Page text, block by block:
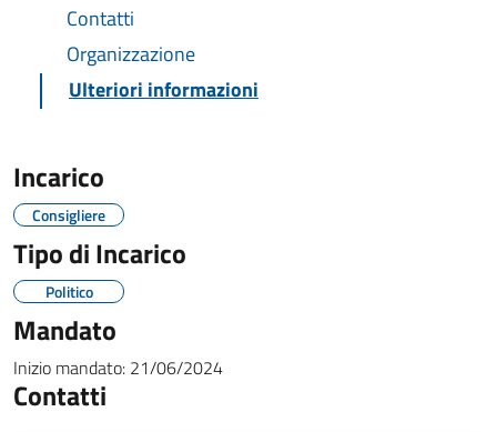
Contatti
Organizzazione
Ulteriori informazioni
Incarico
Consigliere
Tipo di Incarico
Politico
Mandato
Inizio mandato: 21/06/2024
Contatti